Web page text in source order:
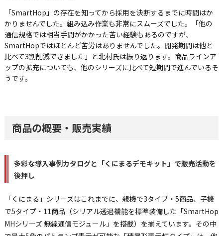
「SmartHop」の存在を知ってから採用を決断するまでに時間はか
かりませんでした。組み込み作業も非常にスムーズでした。「他の
通信規格では相当手間がかかった苦い経験もあるのですが、
SmartHopではほとんど苦労はありませんでした。開発期間は他と
比べて3割削減できました」と北村氏は振り返ります。商品ラインア
ップの拡充についても、他のシリーズに比べて短期間で進んでいるそ
うです。
商品の概要・販売実績
多彩な導入事例カタログと「くにまるデモキット」で販売活動を
後押し
「くにまる」シリーズはこれまでに、親機で3タイプ・5商品、子機
で5タイプ・11商品（シリアル透過機能を標準装備した「SmartHop
MHシリーズ 無線通信モジュール」を搭載）を揃えています。その中